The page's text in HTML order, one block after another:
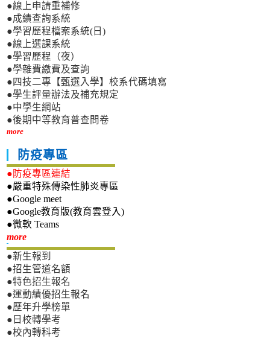
●線上申請重補修
●成績查詢系統
●學習歷程檔案系統(日)
●線上選課系統
●學習歷程（夜）
●學雜費繳費及查詢
●四技二專【甄選入學】校系代碼填寫
●學生評量辦法及補充規定
●中學生網站
●後期中等教育普查問卷
more
防疫專區
●防疫專區連結
●嚴重特殊傳染性肺炎專區
●Google meet
●Google教育版(教育雲登入)
●微軟 Teams
more新生專區
●新生報到
●招生管道名額
●特色招生報名
●運動績優招生報名
●歷年升學榜單
●日校轉學考
●校內轉科考